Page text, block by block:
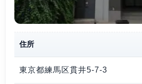
住所
東京都練馬区貫井5-7-3